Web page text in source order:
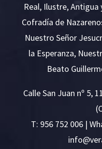
Real, Ilustre, Antigua
Cofradía de
Nuestro Señor
la Esperanza,
Beato
Calle San Juan nº 5,
T: 956 752 006 |
v@ofn
i